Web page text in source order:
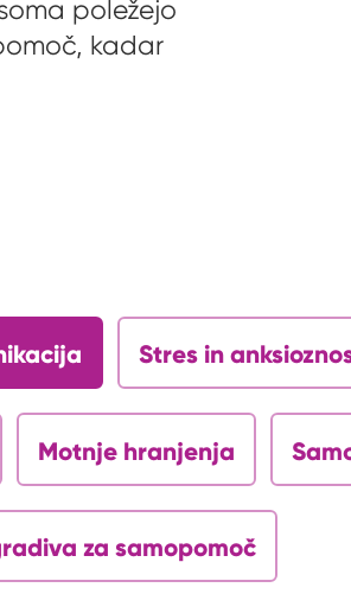
poležejo
kadar
Stres in
Motnje hranjenja
za samopomoč